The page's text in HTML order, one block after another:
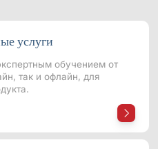
услуги
обучением от
так и офлайн, для